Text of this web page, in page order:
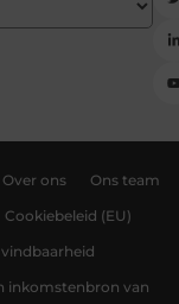
Over ons Ons team
Cookiebeleid (EU)
inkomstenbron van